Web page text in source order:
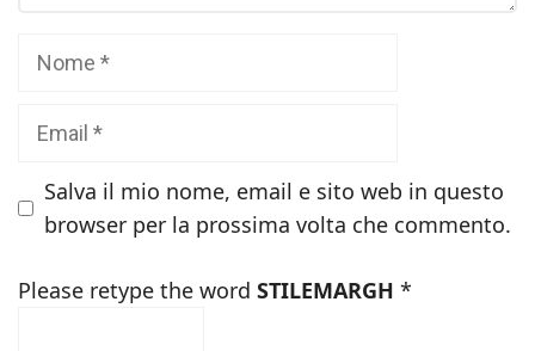
Salva il mio nome, email e sito web in questo
browser per la prossima volta che commento.
Please retype the word STILEMARGH *